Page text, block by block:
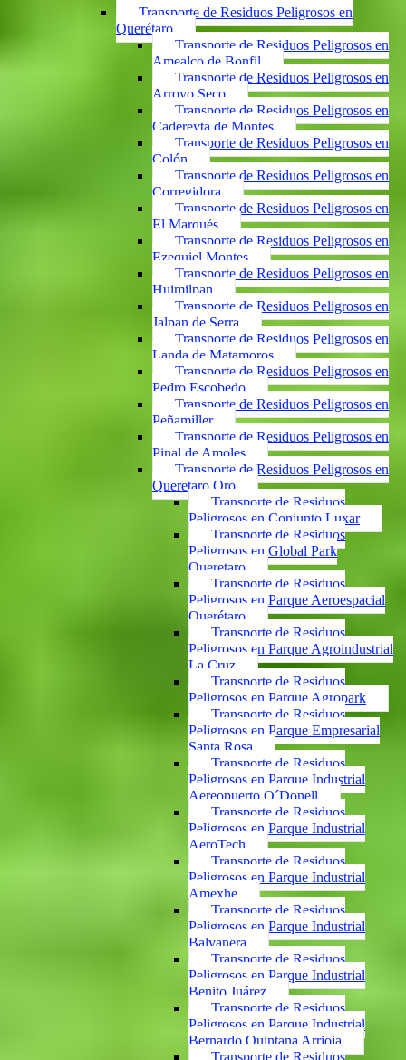
Transporte de Residuos Peligrosos en
Querétaro
Transporte de Residuos Peligrosos en
Amealco de Bonfil
Transporte de Residuos Peligrosos en
Arroyo Seco
Transporte de Residuos Peligrosos en
Cadereyta de Montes
Transporte de Residuos Peligrosos en
Colón
Transporte de Residuos Peligrosos en
Corregidora
Transporte de Residuos Peligrosos en
El Marqués
Transporte de Residuos Peligrosos en
Ezequiel Montes
Transporte de Residuos Peligrosos en
Huimilpan
Transporte de Residuos Peligrosos en
Jalpan de Serra
Transporte de Residuos Peligrosos en
Landa de Matamoros
Transporte de Residuos Peligrosos en
Pedro Escobedo
Transporte de Residuos Peligrosos en
Peñamiller
Transporte de Residuos Peligrosos en
Pinal de Amoles
Transporte de Residuos Peligrosos en
Queretaro Qro
Transporte de Residuos
Peligrosos en Conjunto Luxar
Transporte de Residuos
Peligrosos en Global Park
Queretaro
Transporte de Residuos
Peligrosos en Parque Aeroespacial
Querétaro
Transporte de Residuos
Peligrosos en Parque Agroindustrial
La Cruz
Transporte de Residuos
Peligrosos en Parque Agropark
Transporte de Residuos
Peligrosos en Parque Empresarial
Santa Rosa
Transporte de Residuos
Peligrosos en Parque Industrial
Aereopuerto O´Donell
Transporte de Residuos
Peligrosos en Parque Industrial
AeroTech
Transporte de Residuos
Peligrosos en Parque Industrial
Amexhe
Transporte de Residuos
Peligrosos en Parque Industrial
Balvanera
Transporte de Residuos
Peligrosos en Parque Industrial
Benito Juárez
Transporte de Residuos
Peligrosos en Parque Industrial
Bernardo Quintana Arrioja
Transporte de Residuos